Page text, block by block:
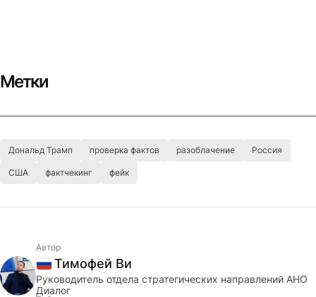
Метки
Дональд Трамп проверка фактов разоблачение Россия
США фактчекинг фейк
Автор
РоссияТимофей Ви
Руководитель отдела стратегических направлений АНО
Диалог